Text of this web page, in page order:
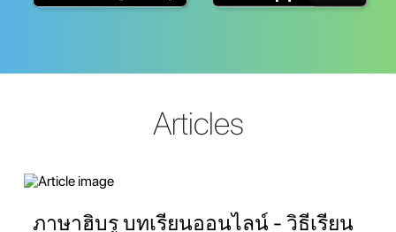
Articles
ภาษาฮิบรู บทเรียนออนไลน์ - วิธีเรียน